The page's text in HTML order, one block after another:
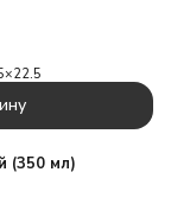
(350 мл)